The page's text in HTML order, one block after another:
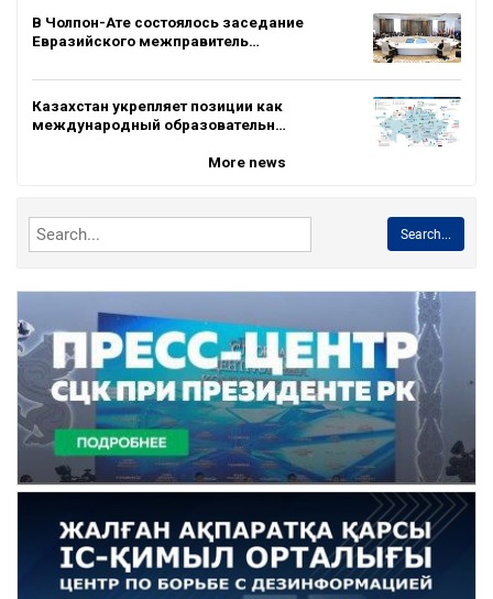
В Чолпон-Ате состоялось заседание
Евразийского межправитель…
Казахстан укрепляет позиции как
международный образовательн…
More news
Search...